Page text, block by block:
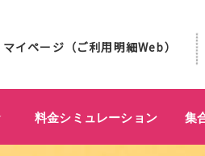
マイページ（ご利用明細Web）
料金シミュレーション 集